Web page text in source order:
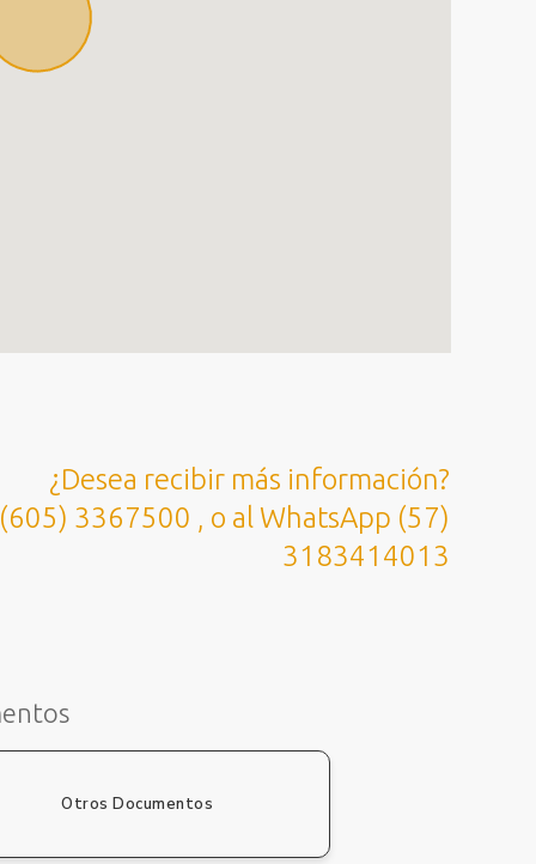
¿Desea recibir más información?
3367500 , o al WhatsApp (57)
3183414013
Otros Documentos